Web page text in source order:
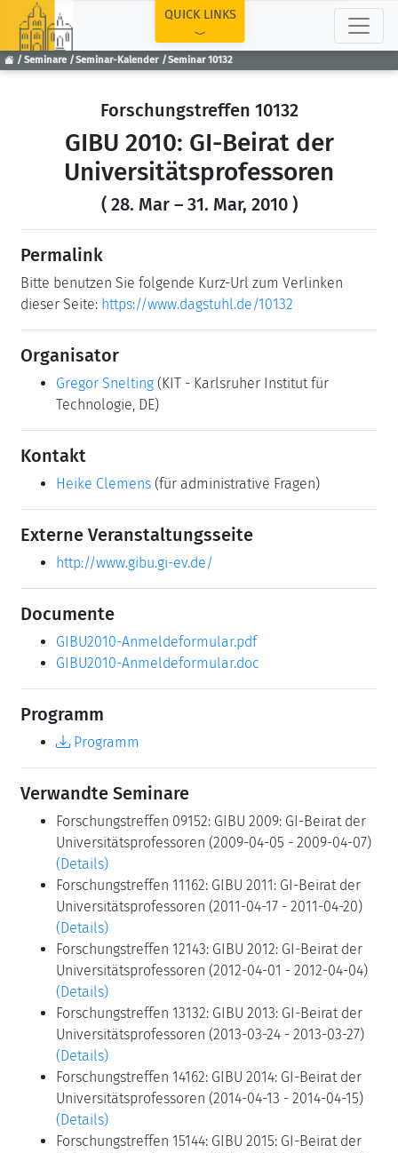
Seminare Seminar-Kalender Seminar 10132
QUICK LINKS
Forschungstreffen 10132
GIBU 2010: GI-Beirat der
Universitätsprofessoren
( 28. Mar – 31. Mar, 2010 )
Permalink
Bitte benutzen Sie folgende Kurz-Url zum Verlinken
dieser Seite: https://www.dagstuhl.de/10132
Organisator
Gregor Snelting (KIT - Karlsruher Institut für
Technologie, DE)
Kontakt
Heike Clemens (für administrative Fragen)
Externe Veranstaltungsseite
http://www.gibu.gi-ev.de/
Documente
GIBU2010-Anmeldeformular.pdf
GIBU2010-Anmeldeformular.doc
Programm
Programm
Verwandte Seminare
Forschungstreffen 09152: GIBU 2009: GI-Beirat der
Universitätsprofessoren (2009-04-05 - 2009-04-07)
(Details)
Forschungstreffen 11162: GIBU 2011: GI-Beirat der
Universitätsprofessoren (2011-04-17 - 2011-04-20)
(Details)
Forschungstreffen 12143: GIBU 2012: GI-Beirat der
Universitätsprofessoren (2012-04-01 - 2012-04-04)
(Details)
Forschungstreffen 13132: GIBU 2013: GI-Beirat der
Universitätsprofessoren (2013-03-24 - 2013-03-27)
(Details)
Forschungstreffen 14162: GIBU 2014: GI-Beirat der
Universitätsprofessoren (2014-04-13 - 2014-04-15)
(Details)
Forschungstreffen 15144: GIBU 2015: GI-Beirat der